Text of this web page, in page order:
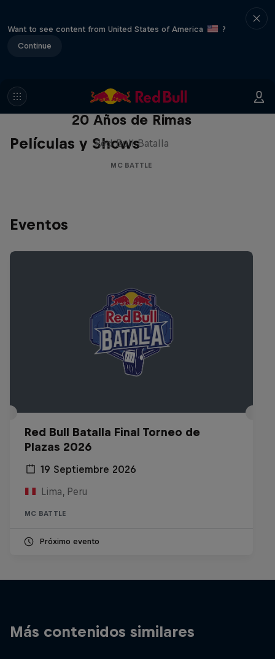
Want to see content from United States of America
?
Continue
Películas y Shows
Red Bull Batalla Nueva Historia:
20 Años de Rimas
Red Bull Batalla
MC BATTLE
Eventos
Red Bull Batalla Final Torneo de
Plazas 2026
19 Septiembre 2026
Lima, Peru
MC BATTLE
Próximo evento
Más contenidos similares